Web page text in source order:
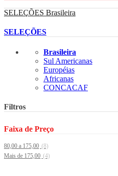
SELEÇÕES Brasileira
SELEÇÕES
Brasileira
Sul Americanas
Européias
Africanas
CONCACAF
Filtros
Faixa de Preço
80,00 a 175,00 (8)
Mais de 175,00 (4)